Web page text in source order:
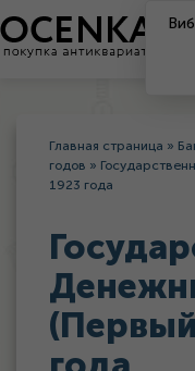
Главная страница »
годов »
1923 года